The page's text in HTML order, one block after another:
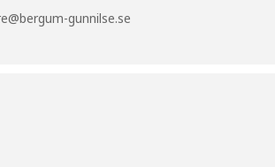
gunnilse.se